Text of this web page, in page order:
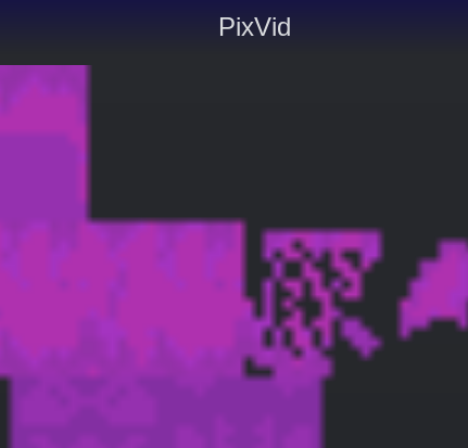
PixVid